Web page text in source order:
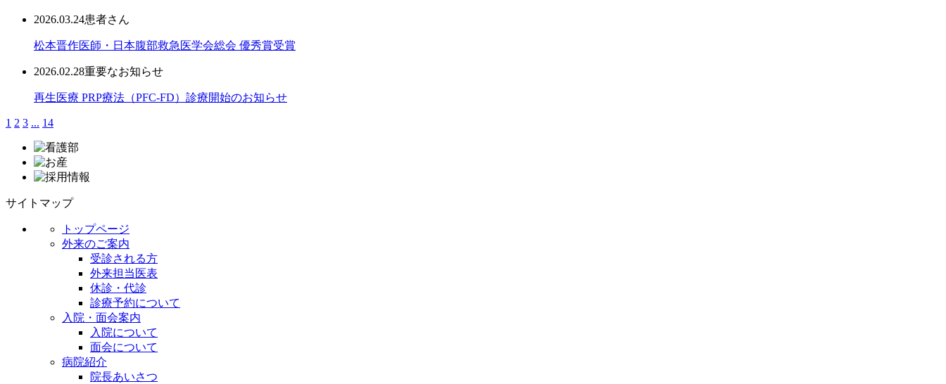
2026.03.24患者さん
松本晋作医師・日本腹部救急医学会総会 優秀賞受賞
2026.02.28重要なお知らせ
再生医療 PRP療法（PFC-FD）診療開始のお知らせ
1 2 3 ... 14
サイトマップ
トップページ
外来のご案内
受診される方
外来担当医表
休診・代診
診療予約について
入院・面会案内
入院について
面会について
病院紹介
院長あいさつ